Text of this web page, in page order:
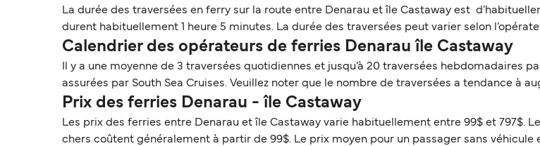
La durée des traversées en ferry sur la route entre Denarau et île Castaway est
durent habituellement 1 heure 5 minutes. La durée des traversées peut varier selon
Calendrier des opérateurs de ferries Denarau île Castaway
Il y a une moyenne de 3 traversées quotidiennes et jusqu’à 20 traversées hebdomadaires
assurées par South Sea Cruises. Veuillez noter que le nombre de traversées a tendance à
Prix des ferries Denarau - île Castaway
Les prix des ferries entre Denarau et île Castaway varie habituellement entre 99$ et 797$.
chers coûtent généralement à partir de 99$. Le prix moyen pour un passager sans véhicule